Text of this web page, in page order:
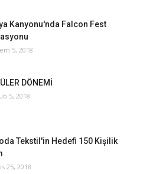
Kanyonu'nda Falcon Fest
5, 2018
DÖNEMİ
5, 2018
Tekstil'in Hedefi 150 Kişilik
25, 2018